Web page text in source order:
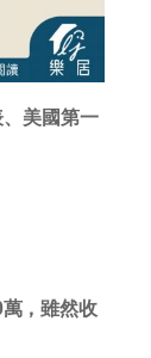
美國第一
，雖然收